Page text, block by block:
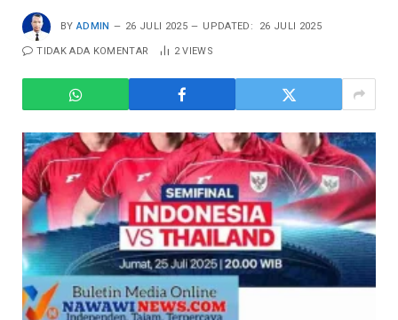
BY ADMIN 26 JULI 2025 UPDATED: 26 JULI 2025
TIDAK ADA KOMENTAR 2VIEWS